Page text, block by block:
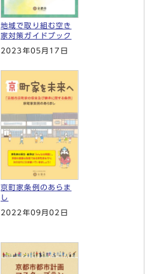
地域で取り組む空き
家対策ガイドブック
2023年05月17日
京町家条例のあらま
し
2022年09月02日